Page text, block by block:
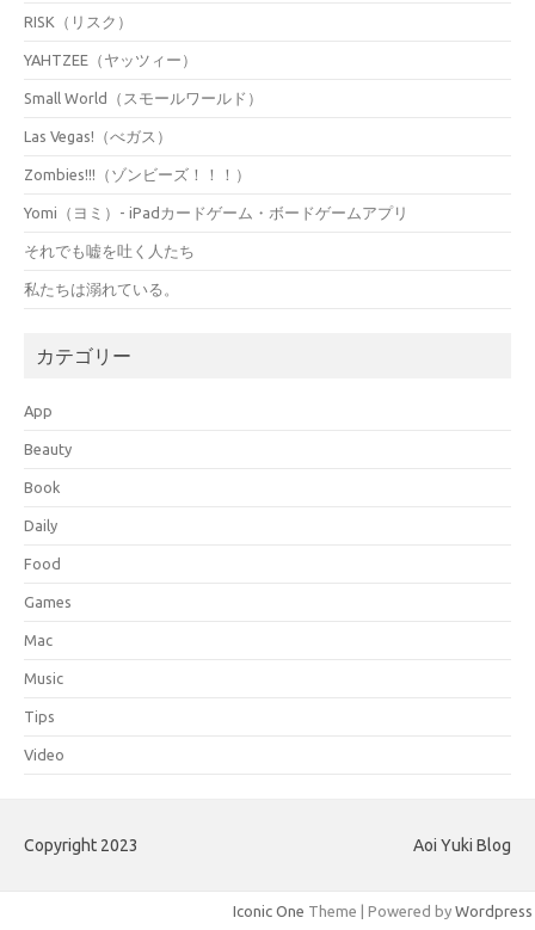
RISK（リスク）
YAHTZEE（ヤッツィー）
Small World（スモールワールド）
Las Vegas!（べガス）
Zombies!!!（ゾンビーズ！！！）
Yomi（ヨミ）- iPadカードゲーム・ボードゲームアプリ
それでも嘘を吐く人たち
私たちは溺れている。
カテゴリー
App
Beauty
Book
Daily
Food
Games
Mac
Music
Tips
Video
Copyright 2023 Aoi Yuki Blog
Iconic One Theme | Powered by Wordpress